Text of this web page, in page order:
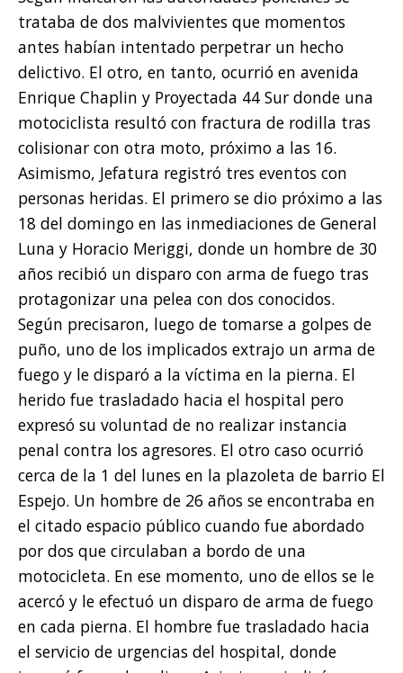
trataba de dos malvivientes que momentos
antes habían intentado perpetrar un hecho
delictivo. El otro, en tanto, ocurrió en avenida
Enrique Chaplin y Proyectada 44 Sur donde una
motociclista resultó con fractura de rodilla tras
colisionar con otra moto, próximo a las 16.
Asimismo, Jefatura registró tres eventos con
personas heridas. El primero se dio próximo a las
18 del domingo en las inmediaciones de General
Luna y Horacio Meriggi, donde un hombre de 30
años recibió un disparo con arma de fuego tras
protagonizar una pelea con dos conocidos.
Según precisaron, luego de tomarse a golpes de
puño, uno de los implicados extrajo un arma de
fuego y le disparó a la víctima en la pierna. El
herido fue trasladado hacia el hospital pero
expresó su voluntad de no realizar instancia
penal contra los agresores. El otro caso ocurrió
cerca de la 1 del lunes en la plazoleta de barrio El
Espejo. Un hombre de 26 años se encontraba en
el citado espacio público cuando fue abordado
por dos que circulaban a bordo de una
motocicleta. En ese momento, uno de ellos se le
acercó y le efectuó un disparo de arma de fuego
en cada pierna. El hombre fue trasladado hacia
el servicio de urgencias del hospital, donde